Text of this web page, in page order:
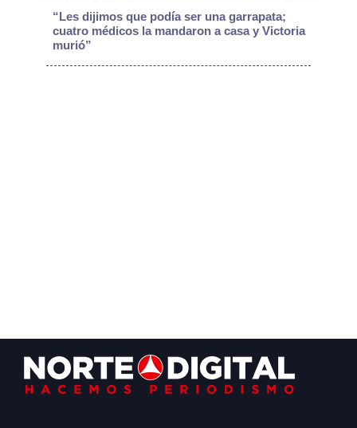
“Les dijimos que podía ser una garrapata;
cuatro médicos la mandaron a casa y Victoria
murió”
Footer